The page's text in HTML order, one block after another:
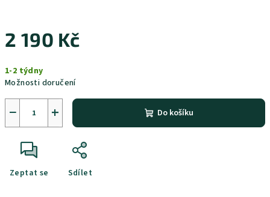
2 190 Kč
cena:
1-2 týdny
Možnosti doručení
+
− Do košíku
Zeptat se Sdílet